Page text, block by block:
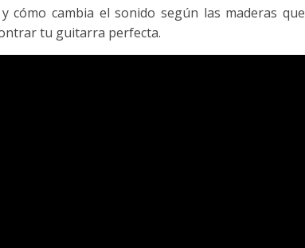
cambia el sonido según las maderas que
tu guitarra perfecta.